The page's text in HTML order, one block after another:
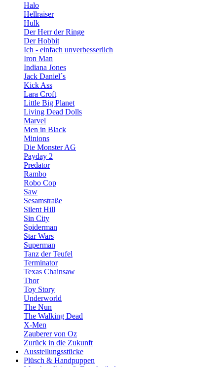
Halo
Hellraiser
Hulk
Der Herr der Ringe
Der Hobbit
Ich - einfach unverbesserlich
Iron Man
Indiana Jones
Jack Daniel´s
Kick Ass
Lara Croft
Little Big Planet
Living Dead Dolls
Marvel
Men in Black
Minions
Die Monster AG
Payday 2
Predator
Rambo
Robo Cop
Saw
Sesamstraße
Silent Hill
Sin City
Spiderman
Star Wars
Superman
Tanz der Teufel
Terminator
Texas Chainsaw
Thor
Toy Story
Underworld
The Nun
The Walking Dead
X-Men
Zauberer von Oz
Zurück in die Zukunft
Ausstellungsstücke
Plüsch & Handpuppen